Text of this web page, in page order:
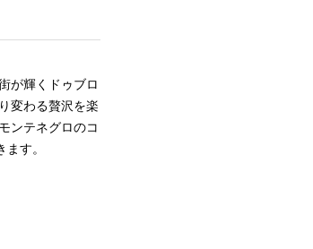
が輝くドゥブロ
変わる贅沢を楽
ンテネグロのコ
す。